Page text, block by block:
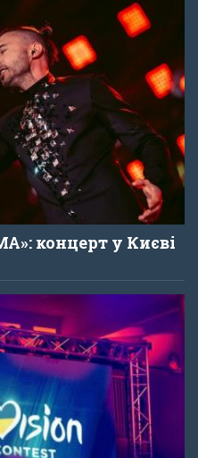
концерт у Києві